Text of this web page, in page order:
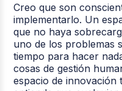
Creo que son
implementarlo. Un
que no haya
uno de los problemas
tiempo para hacer
cosas de gestión
espacio de innovación